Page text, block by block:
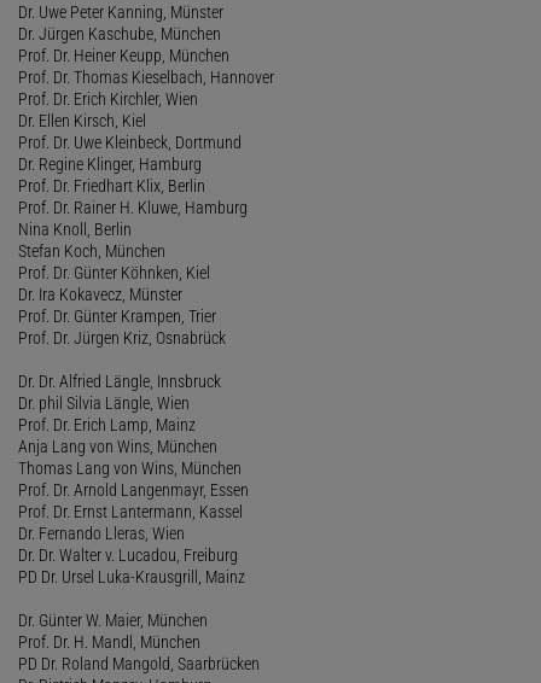
Dr. Uwe Peter Kanning, Münster
Dr. Jürgen Kaschube, München
Prof. Dr. Heiner Keupp, München
Prof. Dr. Thomas Kieselbach, Hannover
Prof. Dr. Erich Kirchler, Wien
Dr. Ellen Kirsch, Kiel
Prof. Dr. Uwe Kleinbeck, Dortmund
Dr. Regine Klinger, Hamburg
Prof. Dr. Friedhart Klix, Berlin
Prof. Dr. Rainer H. Kluwe, Hamburg
Nina Knoll, Berlin
Stefan Koch, München
Prof. Dr. Günter Köhnken, Kiel
Dr. Ira Kokavecz, Münster
Prof. Dr. Günter Krampen, Trier
Prof. Dr. Jürgen Kriz, Osnabrück
Dr. Dr. Alfried Längle, Innsbruck
Dr. phil Silvia Längle, Wien
Prof. Dr. Erich Lamp, Mainz
Anja Lang von Wins, München
Thomas Lang von Wins, München
Prof. Dr. Arnold Langenmayr, Essen
Prof. Dr. Ernst Lantermann, Kassel
Dr. Fernando Lleras, Wien
Dr. Dr. Walter v. Lucadou, Freiburg
PD Dr. Ursel Luka-Krausgrill, Mainz
Dr. Günter W. Maier, München
Prof. Dr. H. Mandl, München
PD Dr. Roland Mangold, Saarbrücken